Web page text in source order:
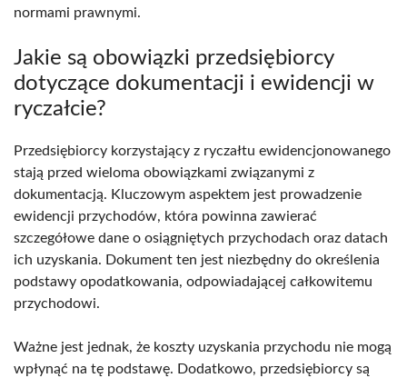
normami prawnymi.
Jakie są obowiązki przedsiębiorcy
dotyczące dokumentacji i ewidencji w
ryczałcie?
Przedsiębiorcy korzystający z ryczałtu ewidencjonowanego
stają przed wieloma obowiązkami związanymi z
dokumentacją. Kluczowym aspektem jest prowadzenie
ewidencji przychodów, która powinna zawierać
szczegółowe dane o osiągniętych przychodach oraz datach
ich uzyskania. Dokument ten jest niezbędny do określenia
podstawy opodatkowania, odpowiadającej całkowitemu
przychodowi.
Ważne jest jednak, że koszty uzyskania przychodu nie mogą
wpłynąć na tę podstawę. Dodatkowo, przedsiębiorcy są